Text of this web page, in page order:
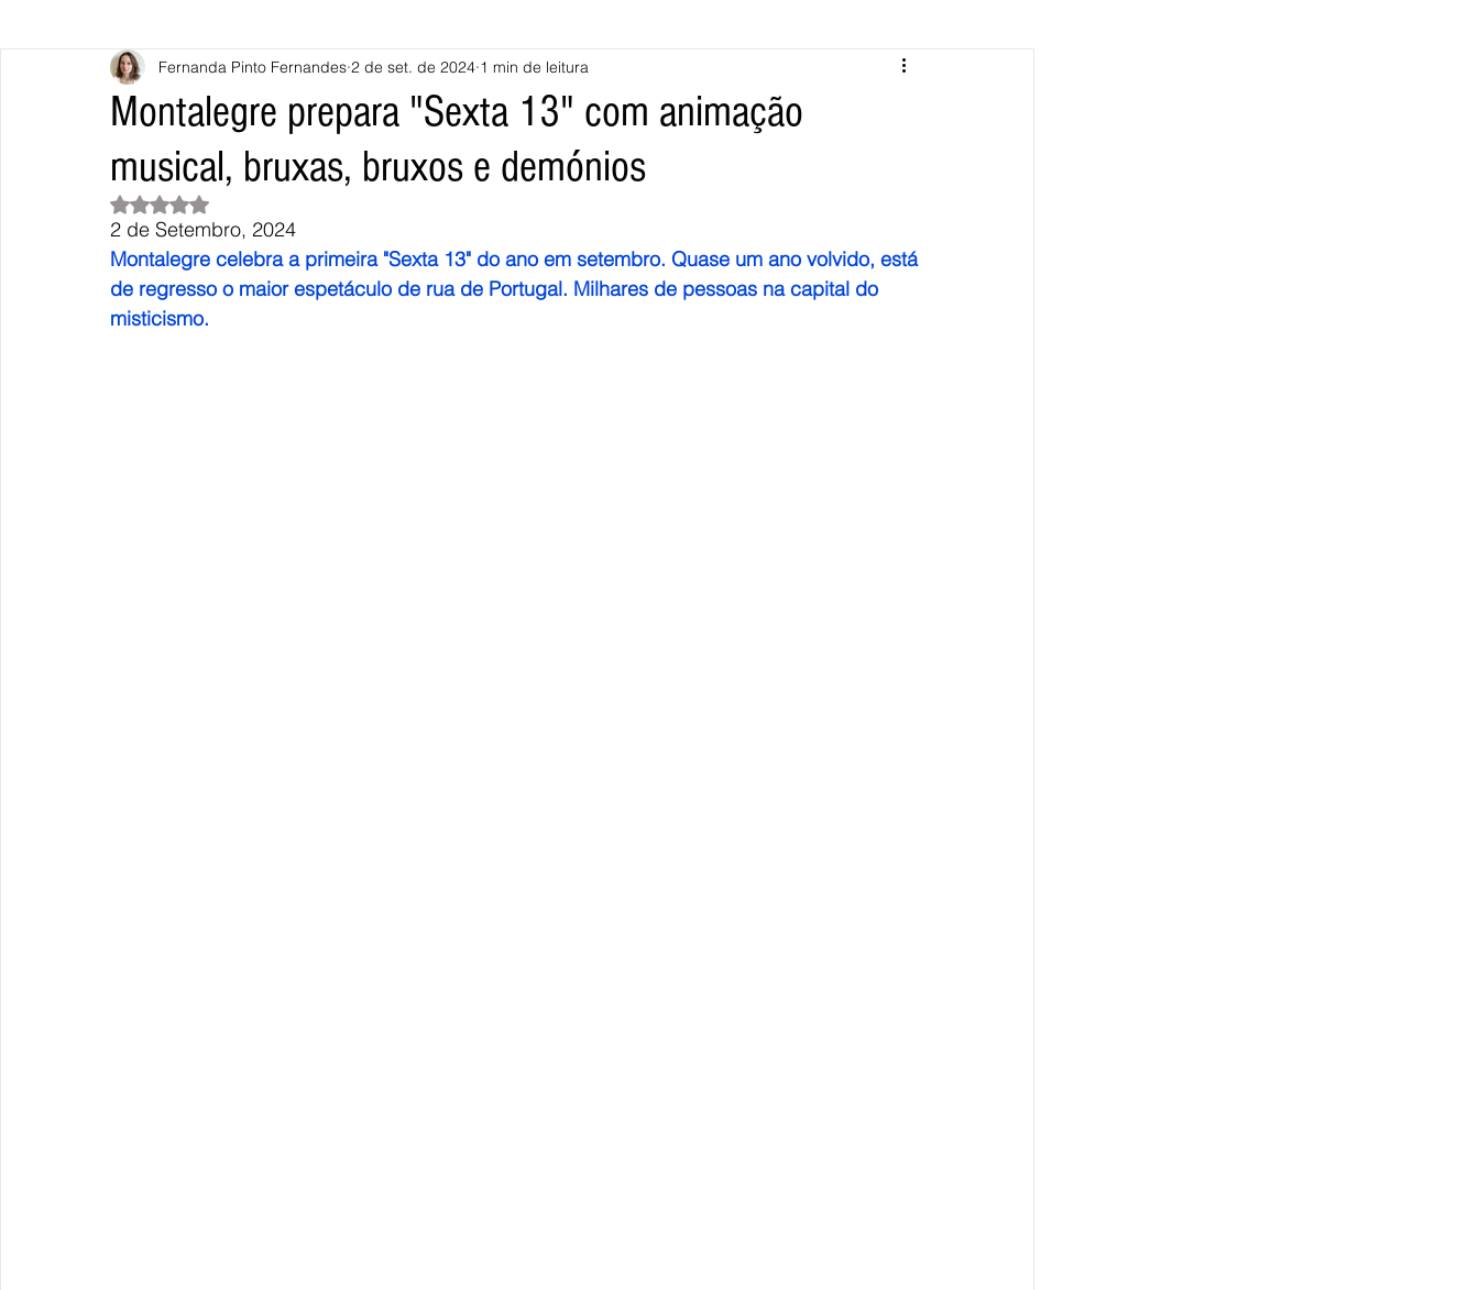
Vila Nova de Cerveira Monção Valença Melgaço
Terras de Bouro Póvoa de Lanhoso Vieira do Minho Vila Verde Braga
Montalegre prepara "Sexta 13" com animação
musical, bruxas, bruxos e demónios
Fernanda Pinto Fernandes 2 de set. de 2024 1 min de leitura
Avaliado com NaN de 5 estrelas.
2 de Setembro, 2024
Montalegre celebra a primeira "Sexta 13" do ano em setembro. Quase um ano volvido, está
de regresso o maior espetáculo de rua de Portugal. Milhares de pessoas na capital do
misticismo.